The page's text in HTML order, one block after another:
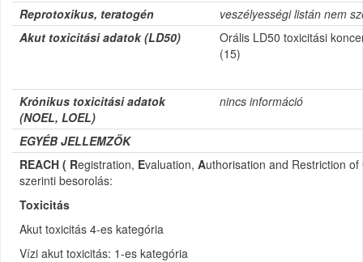
Reprotoxikus, teratogén
veszélyességi listán nem
Akut toxicitási adatok (LD50)
Orális LD50 toxicitási
(15)
Krónikus toxicitási adatok
(NOEL, LOEL)
nincs információ
EGYÉB JELLEMZŐK
REACH ( Registration, Evaluation, Authorisation and Restriction of
szerinti besorolás:
Toxicitás
Akut toxicitás 4-es kategória
Vízi akut toxicitás: 1-es kategória